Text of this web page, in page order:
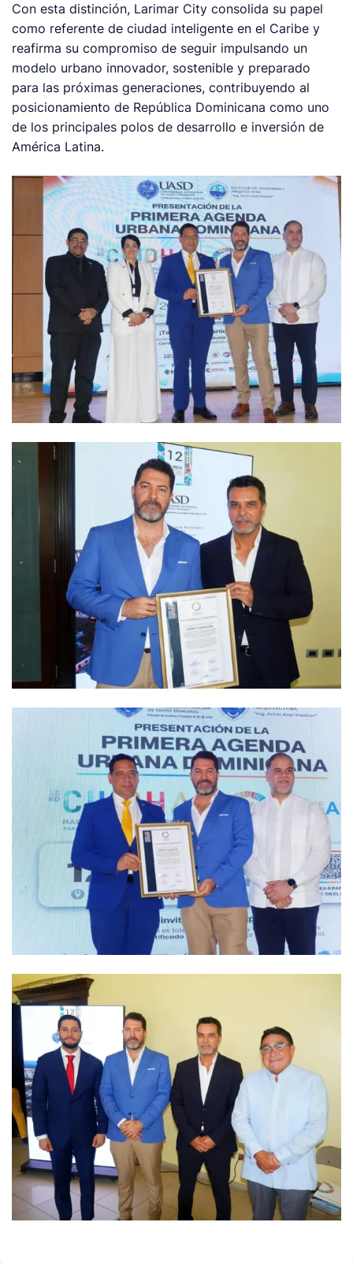
Con esta distinción, Larimar City consolida su papel
como referente de ciudad inteligente en el Caribe y
reafirma su compromiso de seguir impulsando un
modelo urbano innovador, sostenible y preparado
para las próximas generaciones, contribuyendo al
posicionamiento de República Dominicana como uno
de los principales polos de desarrollo e inversión de
América Latina.